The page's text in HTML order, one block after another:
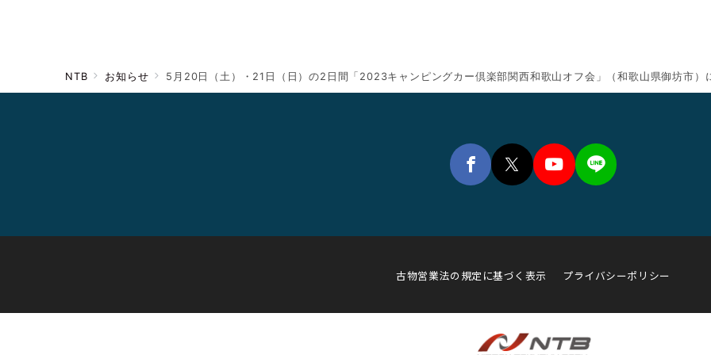
NTB お知らせ 5月20日（土）・21日（日）の2日間「2023キャンピングカー倶楽部関西和歌山オフ会」（和歌山県御坊市）
古物営業法の規定に基づく表示 プライバシーポリシー